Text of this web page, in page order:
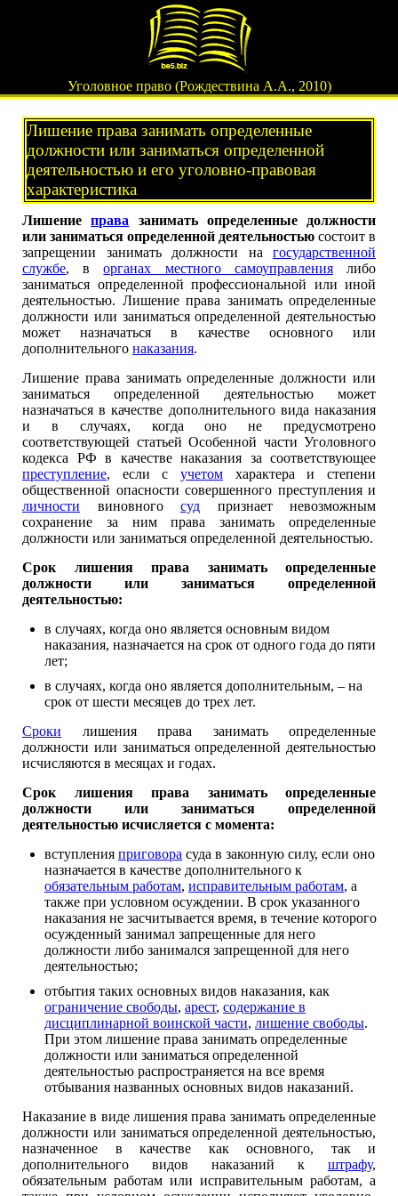
Уголовное право (Рождествина А.А., 2010)
Лишение права занимать определенные
должности или заниматься определенной
деятельностью и его уголовно-правовая
характеристика
Лишениеправа занимать определенные должности
или заниматься определенной деятельностью состоит в
запрещении занимать должности на государственной
службе, ворганах местного самоуправлениялибо
заниматься определенной профессиональной или иной
деятельностью. Лишение права занимать определенные
должности или заниматься определенной деятельностью
может назначаться в качестве основного или
дополнительного наказания.
Лишение права занимать определенные должности или
заниматься определенной деятельностью может
назначаться в качестве дополнительного вида наказания
и в случаях, когда оно не предусмотрено
соответствующей статьей Особенной части Уголовного
кодекса РФ в качестве наказания за соответствующее
преступление, если с учетом характера и степени
общественной опасности совершенного преступления и
личности виновного суд признает невозможным
сохранение за ним права занимать определенные
должности или заниматься определенной деятельностью.
Срок лишения права занимать определенные
должности или заниматься определенной
деятельностью:
в случаях, когда оно является основным видом
наказания, назначается на срок от одного года до пяти
лет;
в случаях, когда оно является дополнительным, – на
срок от шести месяцев до трех лет.
Сроки лишения права занимать определенные
должности или заниматься определенной деятельностью
исчисляются в месяцах и годах.
Срок лишения права занимать определенные
должности или заниматься определенной
деятельностью исчисляется с момента:
вступления приговора суда в законную силу, если оно
назначается в качестве дополнительного к
обязательным работам, исправительным работам, а
также при условном осуждении. В срок указанного
наказания не засчитывается время, в течение которого
осужденный занимал запрещенные для него
должности либо занимался запрещенной для него
деятельностью;
отбытия таких основных видов наказания, как
ограничение свободы, арест, содержание в
дисциплинарной воинской части, лишение свободы.
При этом лишение права занимать определенные
должности или заниматься определенной
деятельностью распространяется на все время
отбывания названных основных видов наказаний.
Наказание в виде лишения права занимать определенные
должности или заниматься определенной деятельностью,
назначенное в качестве как основного, так и
дополнительного видов наказаний к штрафу,
обязательным работам или исправительным работам, а